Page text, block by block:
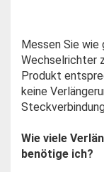
Messen Sie wie
Wechselrichter
Produkt
keine
Wie viele
benötige ich?